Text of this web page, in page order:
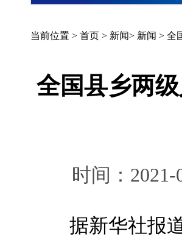
当前位置 > 首页 > 新闻> 新闻 > 全
全国县乡两
时间：
据新华社报道